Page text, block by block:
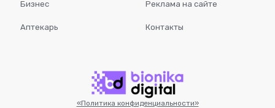
«Политика конфиденциальности»
Бизнес
Аптекарь
Реклама на сайте
Контакты